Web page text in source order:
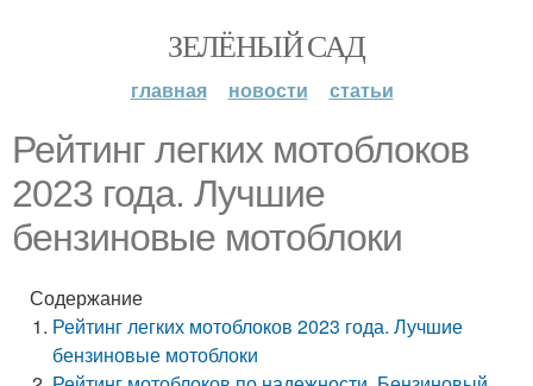
ЗЕЛЁНЫЙ САД
главная новости статьи
Рейтинг легких мотоблоков
2023 года. Лучшие
бензиновые мотоблоки
Содержание
Рейтинг легких мотоблоков 2023 года. Лучшие
бензиновые мотоблоки